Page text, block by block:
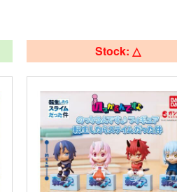
Stock: △